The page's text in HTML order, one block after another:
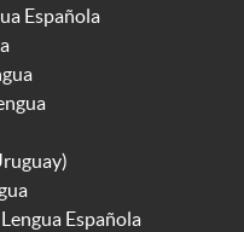
Española
Española